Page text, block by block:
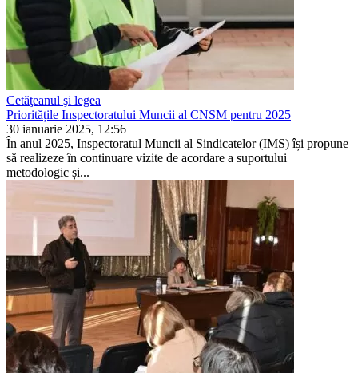
Cetăţeanul şi legea
Prioritățile Inspectoratului Muncii al CNSM pentru 2025
30 ianuarie 2025, 12:56
În anul 2025, Inspectoratul Muncii al Sindicatelor (IMS) își propune
să realizeze în conti­nuare vizite de acordare a su­portului
metodologic și...